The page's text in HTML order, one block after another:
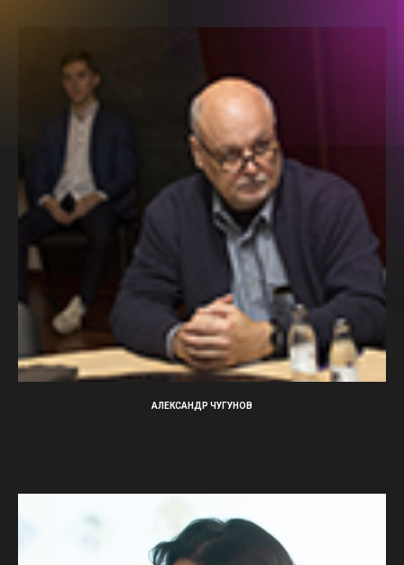
АЛЕКСАНДР ЧУГУНОВ